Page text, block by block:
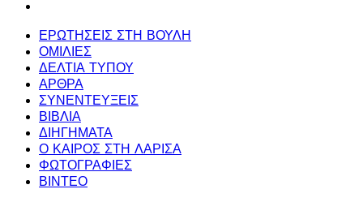
ΕΡΩΤΗΣΕΙΣ ΣΤΗ ΒΟΥΛΗ
ΟΜΙΛΙΕΣ
ΔΕΛΤΙΑ ΤΥΠΟΥ
ΑΡΘΡΑ
ΣΥΝΕΝΤΕΥΞΕΙΣ
ΒΙΒΛΙΑ
ΔΙΗΓΗΜΑΤΑ
Ο ΚΑΙΡΟΣ ΣΤΗ ΛΑΡΙΣΑ
ΦΩΤΟΓΡΑΦΙΕΣ
ΒΙΝΤΕΟ